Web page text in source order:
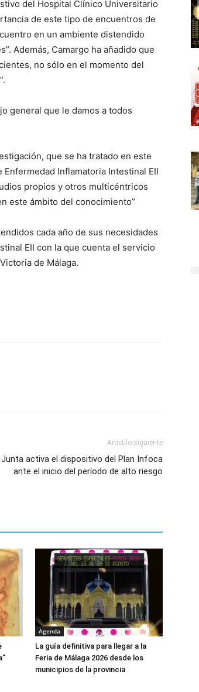
del Hospital Clínico Universitario
de este tipo de encuentros de
en un ambiente distendido
Además, Camargo ha añadido que
no sólo en el momento del
general que le damos a todos
que se ha tratado en este
Inflamatoria Intestinal EII
propios y otros multicéntricos
este ámbito del conocimiento”
cada año de sus necesidades
EII con la que cuenta el servicio
de Málaga.
Artículo siguiente
activa el dispositivo del Plan Infoca
ante el inicio del período de alto riesgo
Agenda
La guía definitiva para llegar a la
Feria de Málaga 2026 desde los
municipios de la provincia